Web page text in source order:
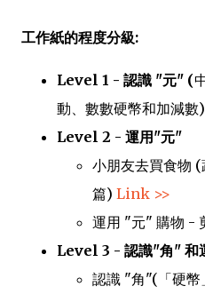
工作紙的程度分級:
Level 1 - 認識 "元" (
動、數數硬幣和加減數)
Level 2 - 運用 "元"
小朋友去買食物
篇) Link >>
運用 "元" 購物 -
Level 3 - 認識"角" 和
認識 "角"( 「硬幣